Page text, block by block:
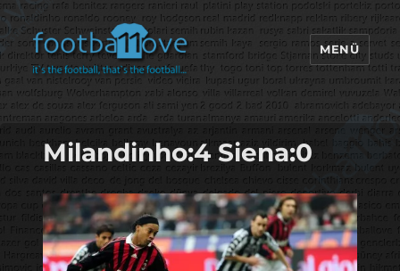
footbaLLove
MENÜ
Milandinho:4 Siena:0